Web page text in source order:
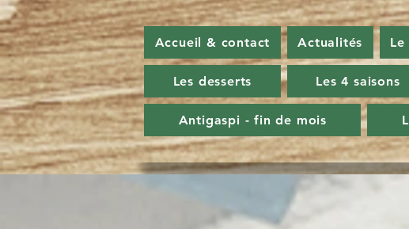
Accueil & contact Actualités
Les desserts Les 4 saisons
Antigaspi - fin de mois